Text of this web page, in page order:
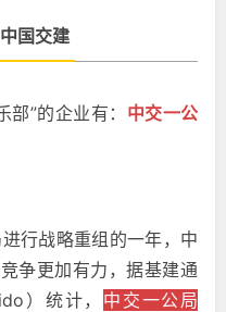
国交建
”的企业有： 中交一公
行战略重组的一年，中
争更加有力，据基建通
）统计， 中交一公局